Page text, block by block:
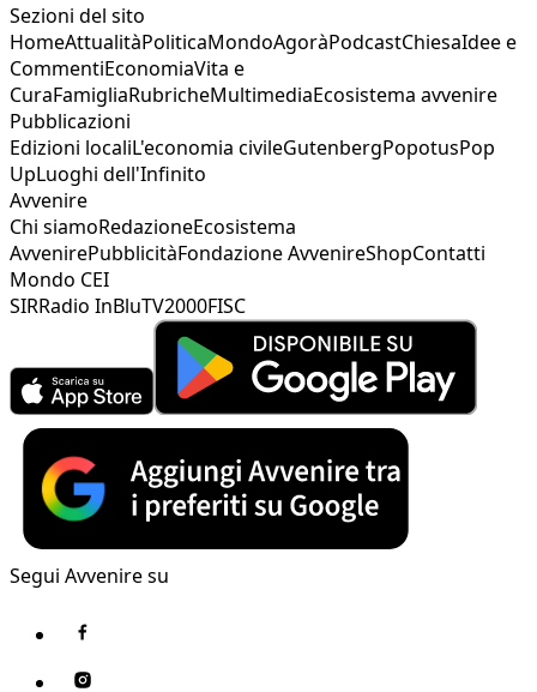
Sezioni del sito
HomeAttualitàPoliticaMondoAgoràPodcastChiesaIdee e
CommentiEconomiaVita e
CuraFamigliaRubricheMultimediaEcosistema avvenire
Pubblicazioni
Edizioni localiL'economia civileGutenbergPopotusPop
UpLuoghi dell'Infinito
Avvenire
Chi siamoRedazioneEcosistema
AvvenirePubblicitàFondazione AvvenireShopContatti
Mondo CEI
SIRRadio InBluTV2000FISC
Segui Avvenire su